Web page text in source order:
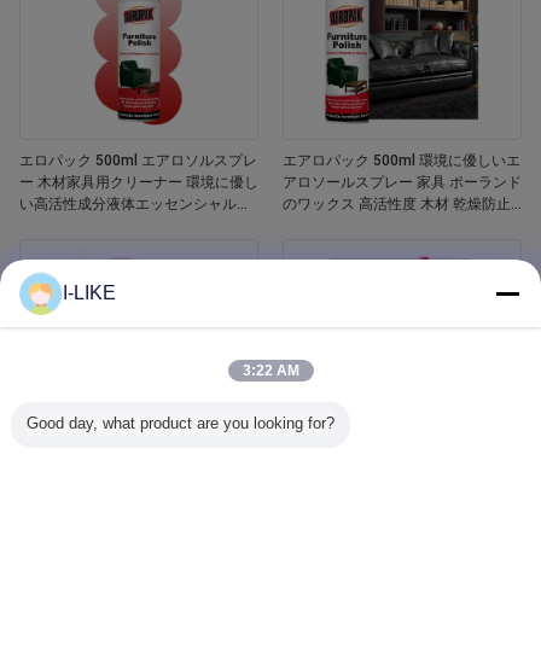
エロパック 500ml エアロソルスプレ
ー 木材家具用クリーナー 環境に優し
い高活性成分液体エッセンシャルオ
エアロパック 500ml 環境に優しいエ
アロソールスプレー 家具 ポーランド
のワックス 高活性度 木材 乾燥防止
I-LIKE
3:22 AM
Good day, what product are you looking for?